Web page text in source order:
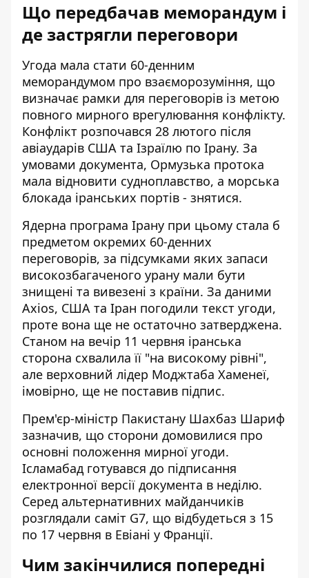
Що передбачав меморандум і
де застрягли переговори
Угода мала стати 60-денним
меморандумом про взаєморозуміння, що
визначає рамки для переговорів із метою
повного мирного врегулювання конфлікту.
Конфлікт розпочався 28 лютого після
авіаударів США та Ізраїлю по Ірану. За
умовами документа, Ормузька протока
мала відновити судноплавство, а морська
блокада іранських портів - знятися.
Ядерна програма Ірану при цьому стала б
предметом окремих 60-денних
переговорів, за підсумками яких запаси
високозбагаченого урану мали бути
знищені та вивезені з країни. За даними
Axios, США та Іран погодили текст угоди,
проте вона ще не остаточно затверджена.
Станом на вечір 11 червня іранська
сторона схвалила її "на високому рівні",
але верховний лідер Моджтаба Хаменеї,
імовірно, ще не поставив підпис.
Прем'єр-міністр Пакистану Шахбаз Шариф
зазначив, що сторони домовилися про
основні положення мирної угоди.
Ісламабад готувався до підписання
електронної версії документа в неділю.
Серед альтернативних майданчиків
розглядали саміт G7, що відбудеться з 15
по 17 червня в Евіані у Франції.
Чим закінчилися попередні